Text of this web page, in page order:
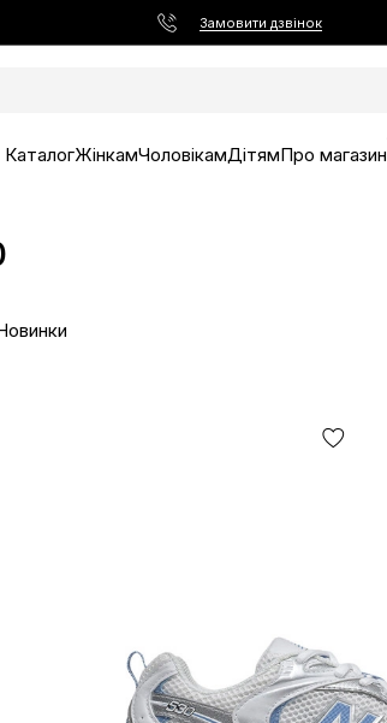
Замовити дзвінок
КаталогЖінкамЧоловікамДітямПро магазин